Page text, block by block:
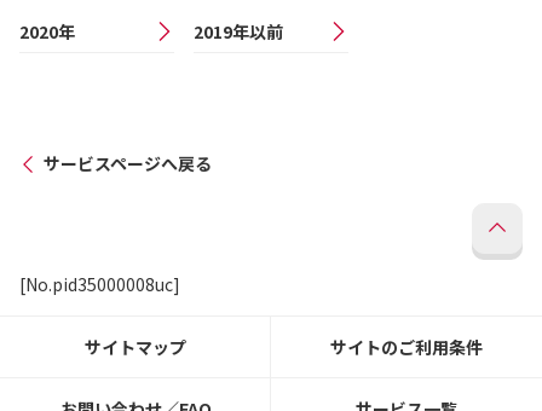
2020年 2019年以前
サービスページへ戻る
[No.pid35000008uc]
サイトマップ サイトのご利用条件